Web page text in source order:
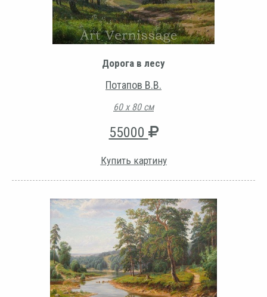
Дорога в лесу
Потапов В.В.
60 х 80 см
55000
Купить картину